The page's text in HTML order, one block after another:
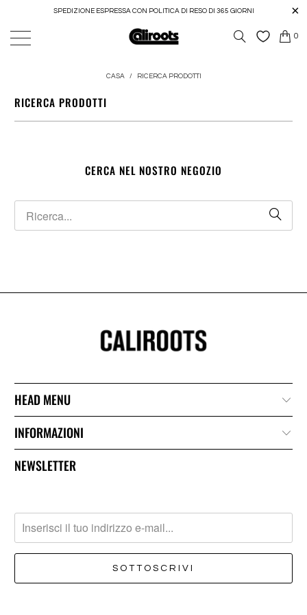
SPEDIZIONE ESPRESSA CON POLITICA DI RESO DI 365 GIORNI
0
CASA / RICERCA PRODOTTI
RICERCA PRODOTTI
CERCA NEL NOSTRO NEGOZIO
HEAD MENU
INFORMAZIONI
NEWSLETTER